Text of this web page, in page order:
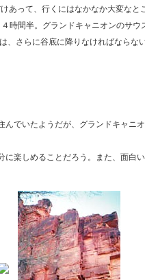
あって、行くにはなかなか大変なと
時間半。グランドキャニオンのサウ
、さらに谷底に降りなければならな
でいたようだが、グランドキャニ
楽しめることだろう。また、面白